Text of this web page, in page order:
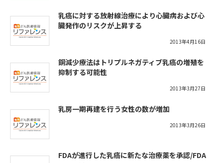
乳癌に対する放射線治療により心臓病および心
臓発作のリスクが上昇する
2013年4月16日
銅減少療法はトリプルネガティブ乳癌の増殖を
抑制する可能性
2013年3月27日
乳房一期再建を行う女性の数が増加
2013年3月26日
FDAが進行した乳癌に新たな治療薬を承認/FDA